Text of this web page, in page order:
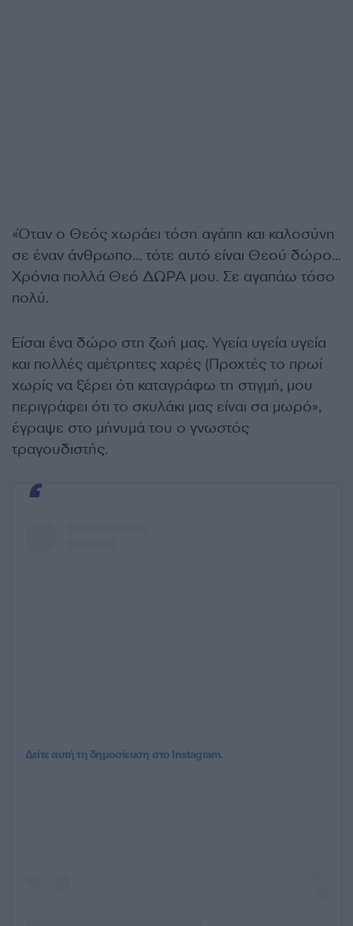
«Όταν ο Θεός χωράει τόση αγάπη και καλοσύνη
σε έναν άνθρωπο… τότε αυτό είναι Θεού δώρο…
Χρόνια πολλά Θεό ΔΩΡΑ μου. Σε αγαπάω τόσο
πολύ.
Είσαι ένα δώρο στη ζωή μας. Υγεία υγεία υγεία
και πολλές αμέτρητες χαρές (Προχτές το πρωί
χωρίς να ξέρει ότι καταγράφω τη στιγμή, μου
περιγράφει ότι το σκυλάκι μας είναι σα μωρό»,
έγραψε στο μήνυμά του ο γνωστός
τραγουδιστής.
Δείτε αυτή τη δημοσίευση στο Instagram.